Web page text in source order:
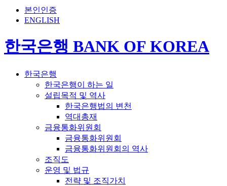
본인인증
ENGLISH
한국은행 BANK OF KOREA
한국은행
한국은행이 하는 일
설립목적 및 역사
한국은행법의 변천
역대총재
금융통화위원회
금융통화위원회
금융통화위원회의 역사
조직도
운영 및 법규
전략 및 조직가치